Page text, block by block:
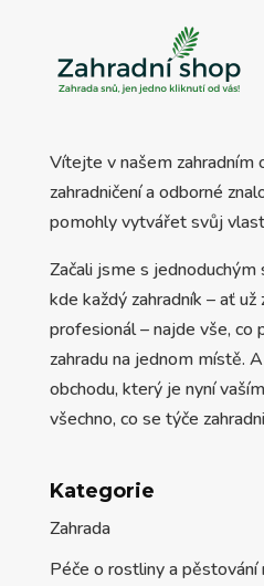
Vítejte v našem zahradním
zahradničení a odborné
pomohly vytvářet svůj
Začali jsme s
kde každý zahradník – ať už
profesionál – najde vše, co
zahradu na jednom místě.
obchodu, který je nyní
všechno, co se týče
Kategorie
Zahrada
Péče o rostliny a pěstování